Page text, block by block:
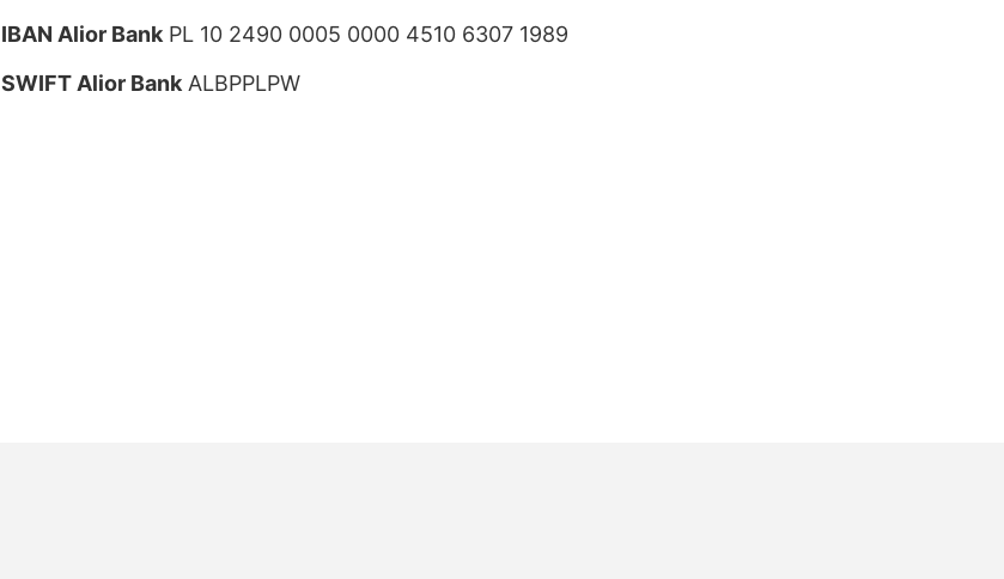
IBAN Alior Bank PL 10 2490 0005 0000 4510 6307 1989
SWIFT Alior Bank ALBPPLPW